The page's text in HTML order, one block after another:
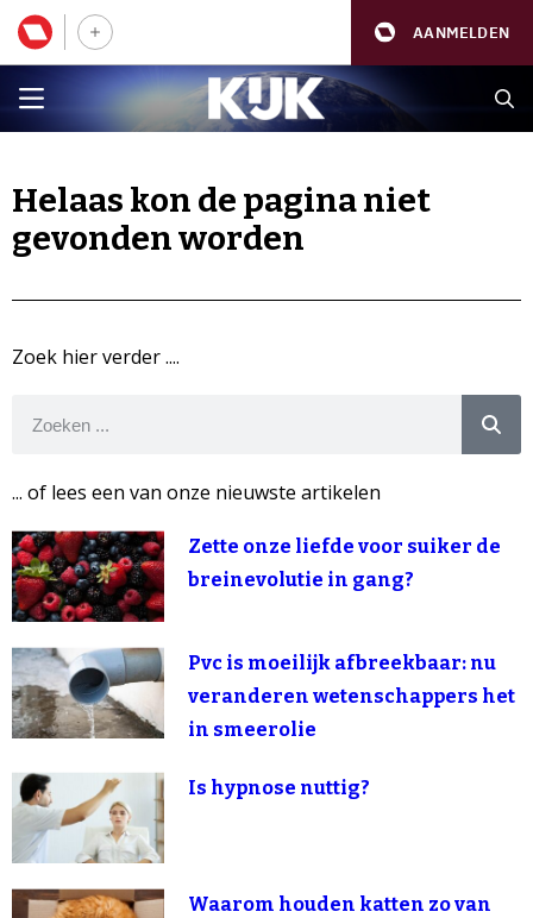
AANMELDEN
Helaas kon de pagina niet
gevonden worden
Zoek hier verder ....
... of lees een van onze nieuwste artikelen
Zette onze liefde voor suiker de
breinevolutie in gang?
Pvc is moeilijk afbreekbaar: nu
veranderen wetenschappers het
in smeerolie
Is hypnose nuttig?
Waarom houden katten zo van